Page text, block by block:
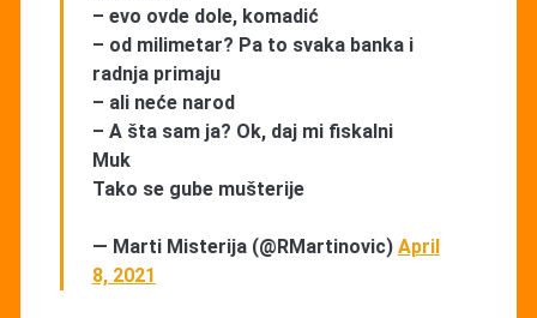
– evo ovde dole, komadić
– od milimetar? Pa to svaka banka i
radnja primaju
– ali neće narod
– A šta sam ja? Ok, daj mi fiskalni
Muk
Tako se gube mušterije
— Marti Misterija (@RMartinovic) April
8, 2021